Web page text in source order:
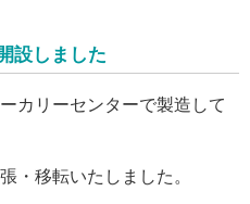
設しました
カリーセンターで製造して
・移転いたしました。